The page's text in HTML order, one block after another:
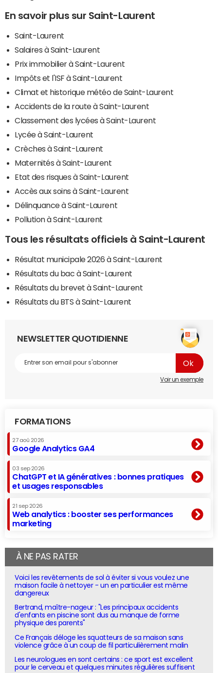
En savoir plus sur Saint-Laurent
Saint-Laurent
Salaires à Saint-Laurent
Prix immobilier à Saint-Laurent
Impôts et l'ISF à Saint-Laurent
Climat et historique météo de Saint-Laurent
Accidents de la route à Saint-Laurent
Classement des lycées à Saint-Laurent
Lycée à Saint-Laurent
Crèches à Saint-Laurent
Maternités à Saint-Laurent
Etat des risques à Saint-Laurent
Accès aux soins à Saint-Laurent
Délinquance à Saint-Laurent
Pollution à Saint-Laurent
Tous les résultats officiels à Saint-Laurent
Résultat municipale 2026 à Saint-Laurent
Résultats du bac à Saint-Laurent
Résultats du brevet à Saint-Laurent
Résultats du BTS à Saint-Laurent
NEWSLETTER QUOTIDIENNE
Voir un exemple
FORMATIONS
27 aoû 2026
Google Analytics GA4
03 sep 2026
ChatGPT et IA génératives : bonnes pratiques
et usages responsables
21 sep 2026
Web analytics : booster ses performances
marketing
À NE PAS RATER
Voici les revêtements de sol à éviter si vous voulez une
maison facile à nettoyer - un en particulier est même
dangereux
Bertrand, maître-nageur : "Les principaux accidents
d'enfants en piscine sont dus au manque de forme
physique des parents"
Ce Français déloge les squatteurs de sa maison sans
violence grâce à un coup de fil particulièrement malin
Les neurologues en sont certains : ce sport est excellent
pour le cerveau et quelques minutes régulières suffisent